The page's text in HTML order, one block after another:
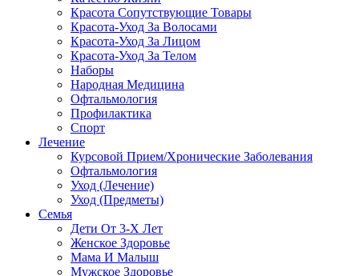
Красота Сопутствующие Товары
Красота-Уход За Волосами
Красота-Уход За Лицом
Красота-Уход За Телом
Наборы
Народная Медицина
Офтальмология
Профилактика
Спорт
Лечение
Курсовой Прием/Хронические Заболевания
Офтальмология
Уход (Лечение)
Уход (Предметы)
Семья
Дети От 3-Х Лет
Женское Здоровье
Мама И Малыш
Мужское Здоровье